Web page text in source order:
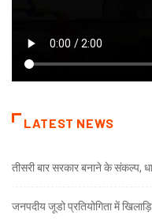
LATEST NEWS
तीसरी बार सरकार बनाने के संकल्प,
जनपदीय जूडो प्रतियोगिता में